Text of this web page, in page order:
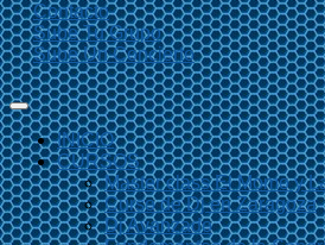
Contacto
Sube Tu Grupo
Sube Un Concierto
INICIO
CURSOS
Master class El Momo y
Curso de Dj en Zaragoza
Dj Avanzado